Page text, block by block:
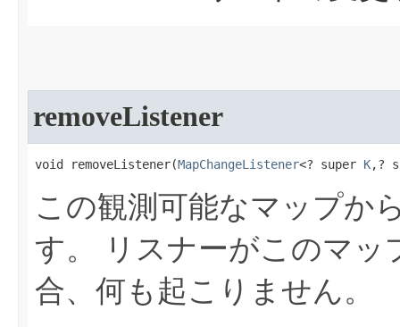
removeListener
void removeListener​(MapChangeListener<? super K,?
この観測可能なマップか
す。
リスナーがこのマ
合、何も起こりません。